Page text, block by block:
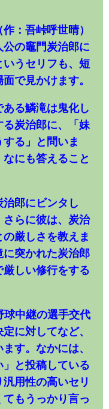
：吾峠呼世晴）
の竈門炭治郎に
うセリフも、短
で見かけます。
る鱗滝は鬼化し
る炭治郎に、「妹
る」と問いま
にも答えること
郎にビンタし
さらに彼は、炭治
厳しさを教えま
突かれた炭治郎
しい修行をする
中継の選手交代
に対してなど、
す。なかには、
と投稿している
用性の高いセリ
もうっかり言っ